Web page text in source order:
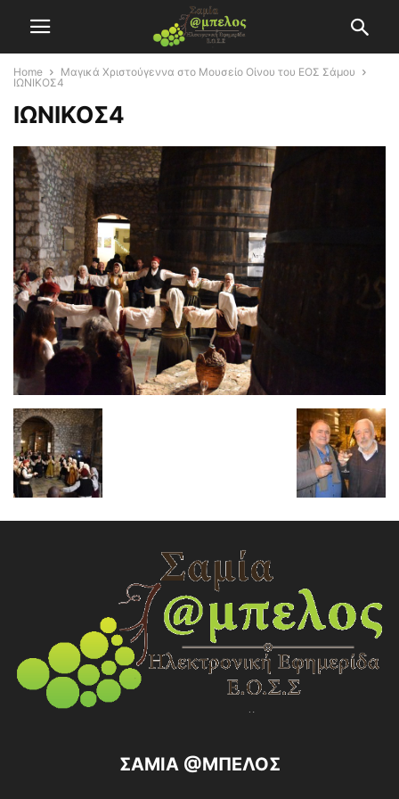
Home
Μαγικά Χριστούγεννα στο Μουσείο Οίνου του ΕΟΣ Σάμου
ΙΩΝΙΚΟΣ4
ΙΩΝΙΚΟΣ4
ΣΑΜΙΑ @ΜΠΕΛΟΣ